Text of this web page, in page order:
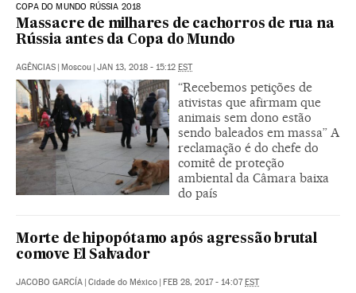
COPA DO MUNDO RÚSSIA 2018
Massacre de milhares de cachorros de rua na
Rússia antes da Copa do Mundo
AGÊNCIAS | Moscou | JAN 13, 2018 - 15:12 EST
“Recebemos petições de
ativistas que afirmam que
animais sem dono estão
sendo baleados em massa” A
reclamação é do chefe do
comitê de proteção
ambiental da Câmara baixa
do país
Morte de hipopótamo após agressão brutal
comove El Salvador
JACOBO GARCÍA | Cidade do México | FEB 28, 2017 - 14:07EST